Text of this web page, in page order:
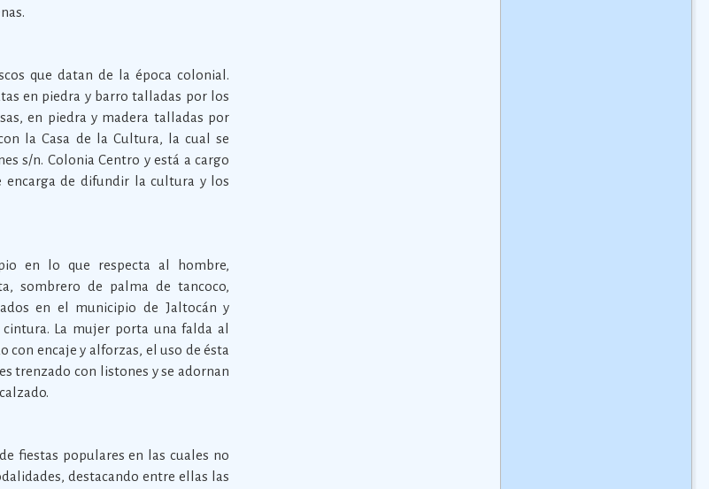
que datan de la época colonial.
en piedra y barro talladas por los
en piedra y madera talladas por
la Casa de la Cultura, la cual se
s/n. Colonia Centro y está a cargo
de difundir la cultura y los
en lo que respecta al hombre,
sombrero de palma de tancoco,
en el municipio de Jaltocán y
La mujer porta una falda al
encaje y alforzas, el uso de ésta
trenzado con listones y se adornan
fiestas populares en las cuales no
destacando entre ellas las